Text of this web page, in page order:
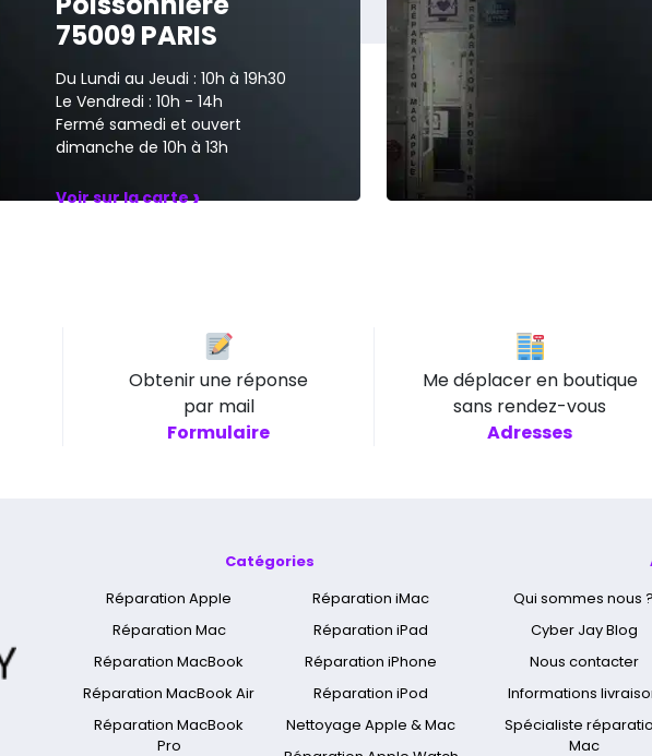
75009 PARIS
Du Lundi au Jeudi : 10h à 19h30
Le Vendredi : 10h - 14h
Fermé samedi et ouvert
dimanche de 10h à 13h
Voir sur la carte›
Obtenir une réponse
par mail
Formulaire
Me déplacer en boutique
sans rendez-vous
Adresses
Catégories
Réparation Apple
Réparation Mac
Réparation MacBook
Réparation MacBook Air
Réparation MacBook
Pro
Réparation iMac
Réparation iPad
Réparation iPhone
Réparation iPod
Nettoyage Apple & Mac
Qui sommes nous ?
Cyber Jay Blog
Nous contacter
Informations
Spécialiste
Mac